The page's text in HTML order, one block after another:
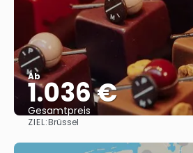
Ab
1.036 €
Gesamtpreis
ZIEL:Brüssel